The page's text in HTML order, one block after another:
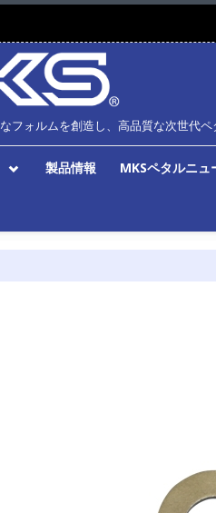
フォルムを創造し、高品質な次世代ペ
製品情報 MKSペタルニュ